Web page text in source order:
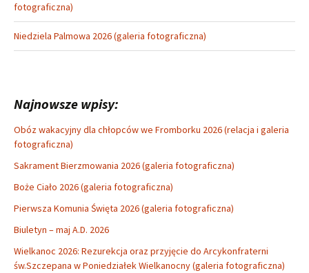
fotograficzna)
Niedziela Palmowa 2026 (galeria fotograficzna)
Najnowsze wpisy:
Obóz wakacyjny dla chłopców we Fromborku 2026 (relacja i galeria
fotograficzna)
Sakrament Bierzmowania 2026 (galeria fotograficzna)
Boże Ciało 2026 (galeria fotograficzna)
Pierwsza Komunia Święta 2026 (galeria fotograficzna)
Biuletyn – maj A.D. 2026
Wielkanoc 2026: Rezurekcja oraz przyjęcie do Arcykonfraterni
św.Szczepana w Poniedziałek Wielkanocny (galeria fotograficzna)